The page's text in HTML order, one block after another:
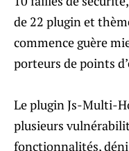
de 22 plugin et
commence guère
porteurs de points
Le plugin Js-Multi-
plusieurs
fonctionnalités,